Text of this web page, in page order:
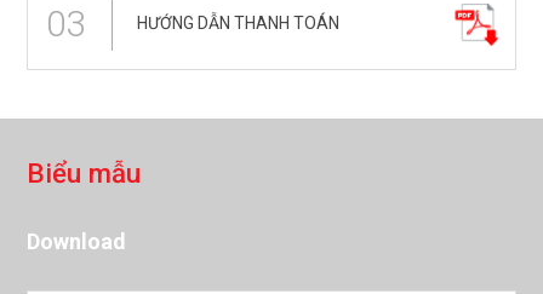
03 HƯỚNG DẪN THANH TOÁN
Biểu mẫu
Download